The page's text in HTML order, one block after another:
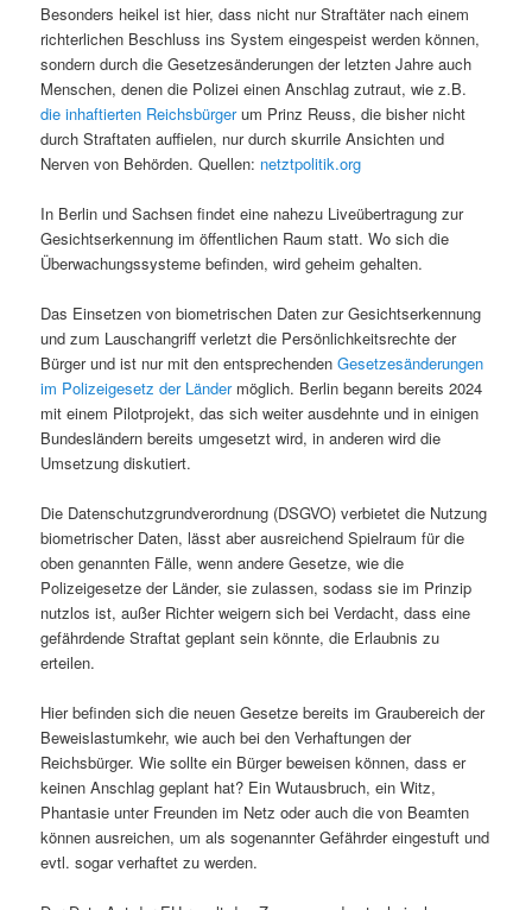
Besonders heikel ist hier, dass nicht nur Straftäter nach einem
richterlichen Beschluss ins System eingespeist werden können,
sondern durch die Gesetzesänderungen der letzten Jahre auch
Menschen, denen die Polizei einen Anschlag zutraut, wie z.B.
die inhaftierten Reichsbürgerum Prinz Reuss, die bisher nicht
durch Straftaten auffielen, nur durch skurrile Ansichten und
Nerven von Behörden. Quellen: netztpolitik.org
In Berlin und Sachsen findet eine nahezu Liveübertragung zur
Gesichtserkennung im öffentlichen Raum statt. Wo sich die
Überwachungssysteme befinden, wird geheim gehalten.
Das Einsetzen von biometrischen Daten zur Gesichtserkennung
und zum Lauschangriff verletzt die Persönlichkeitsrechte der
Bürger und ist nur mit den entsprechendenGesetzesänderungen
im Polizeigesetz der Ländermöglich. Berlin begann bereits 2024
mit einem Pilotprojekt, das sich weiter ausdehnte und in einigen
Bundesländern bereits umgesetzt wird, in anderen wird die
Umsetzung diskutiert.
Die Datenschutzgrundverordnung (DSGVO) verbietet die Nutzung
biometrischer Daten, lässt aber ausreichend Spielraum für die
oben genannten Fälle, wenn andere Gesetze, wie die
Polizeigesetze der Länder, sie zulassen, sodass sie im Prinzip
nutzlos ist, außer Richter weigern sich bei Verdacht, dass eine
gefährdende Straftat geplant sein könnte, die Erlaubnis zu
erteilen.
Hier befinden sich die neuen Gesetze bereits im Graubereich der
Beweislastumkehr, wie auch bei den Verhaftungen der
Reichsbürger. Wie sollte ein Bürger beweisen können, dass er
keinen Anschlag geplant hat? Ein Wutausbruch, ein Witz,
Phantasie unter Freunden im Netz oder auch die von Beamten
können ausreichen, um als sogenannter Gefährder eingestuft und
evtl. sogar verhaftet zu werden.